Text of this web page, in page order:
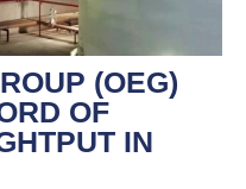
(OEG)
OF
IN